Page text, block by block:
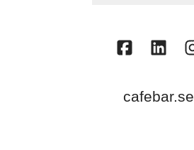
cafebar.se